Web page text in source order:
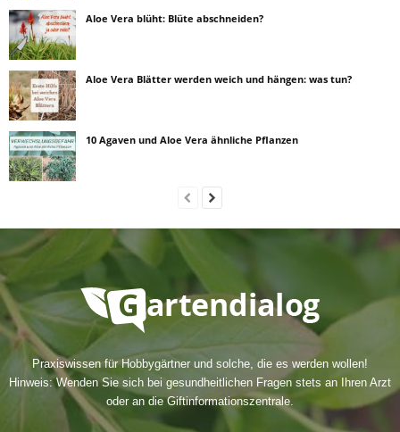
Aloe Vera blüht: Blüte abschneiden?
Aloe Vera Blätter werden weich und hängen: was tun?
10 Agaven und Aloe Vera ähnliche Pflanzen
Praxiswissen für Hobbygärtner und solche, die es werden wollen!
Hinweis: Wenden Sie sich bei gesundheitlichen Fragen stets an Ihren Arzt
oder an die Giftinformationszentrale.